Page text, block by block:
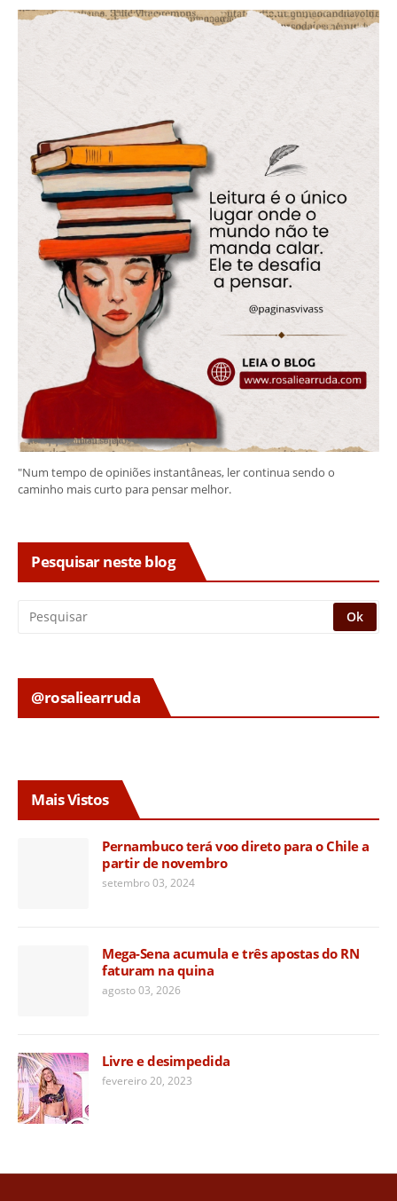
"Num tempo de opiniões instantâneas, ler continua sendo o
caminho mais curto para pensar melhor.
Pesquisar neste blog
@rosaliearruda
Mais Vistos
Pernambuco terá voo direto para o Chile a
partir de novembro
setembro 03, 2024
Mega-Sena acumula e três apostas do RN
faturam na quina
agosto 03, 2026
Livre e desimpedida
fevereiro 20, 2023